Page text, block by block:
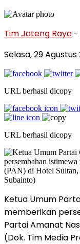
Tim Jateng Raya -
Selasa, 29 Agustus
URL berhasil dicopy
URL berhasil dicopy
Ketua Umum
memberikan
Partai Amanat
(Dok. Tim Media